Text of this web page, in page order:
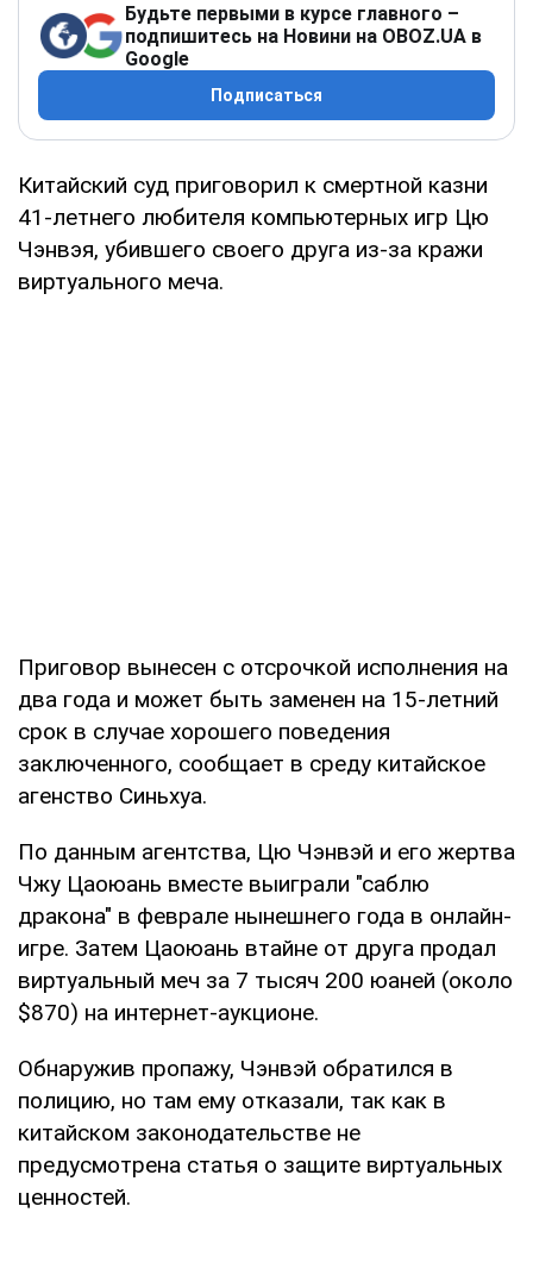
Будьте первыми в курсе главного –
подпишитесь на Новини на OBOZ.UA в
Google
Подписаться
Китайский суд приговорил к смертной казни
41-летнего любителя компьютерных игр Цю
Чэнвэя, убившего своего друга из-за кражи
виртуального меча.
Приговор вынесен с отсрочкой исполнения на
два года и может быть заменен на 15-летний
срок в случае хорошего поведения
заключенного, сообщает в среду китайское
агенство Синьхуа.
По данным агентства, Цю Чэнвэй и его жертва
Чжу Цаоюань вместе выиграли "саблю
дракона" в феврале нынешнего года в онлайн-
игре. Затем Цаоюань втайне от друга продал
виртуальный меч за 7 тысяч 200 юаней (около
$870) на интернет-аукционе.
Обнаружив пропажу, Чэнвэй обратился в
полицию, но там ему отказали, так как в
китайском законодательстве не
предусмотрена статья о защите виртуальных
ценностей.